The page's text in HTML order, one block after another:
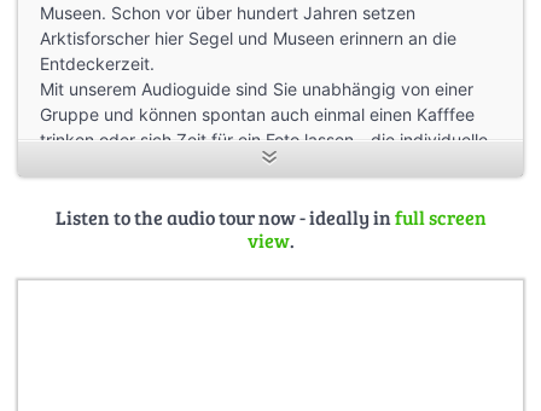
Museen. Schon vor über hundert Jahren setzen
Arktisforscher hier Segel und Museen erinnern an die
Entdeckerzeit.
Mit unserem Audioguide sind Sie unabhängig von einer
Gruppe und können spontan auch einmal einen Kafffee
trinken oder sich Zeit für ein Foto lassen - die individuelle
Alternative zu teuren Landausflügen.
im Buch “Norwegens Natur entlang der Postschiffroute”
(ISBN 978-3931433086). Das Buch kann auf
Listen to the audio tour now - ideally infull screen
view.